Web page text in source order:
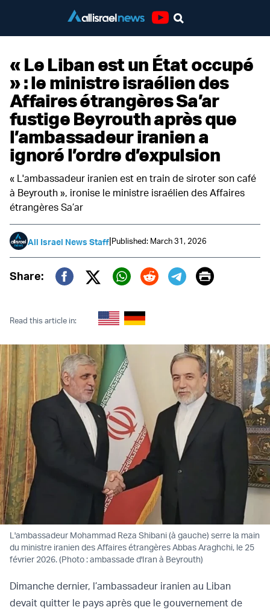
« Le Liban est un État occupé
» : le ministre israélien des
Affaires étrangères Sa’ar
fustige Beyrouth après que
l’ambassadeur iranien a
ignoré l’ordre d’expulsion
« L'ambassadeur iranien est en train de siroter son café
à Beyrouth », ironise le ministre israélien des Affaires
étrangères Sa’ar
All Israel News Staff|Published: March 31, 2026
Share:
Twitter (X)
Print
Read this article in:
L'ambassadeur Mohammad Reza Shibani (à gauche) serre la main
du ministre iranien des Affaires étrangères Abbas Araghchi, le 25
février 2026. (Photo : ambassade d'Iran à Beyrouth)
Dimanche dernier, l’ambassadeur iranien au Liban
devait quitter le pays après que le gouvernement de